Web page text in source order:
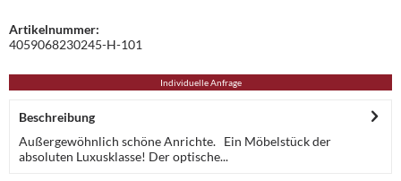
Artikelnummer:
4059068230245-H-101
Individuelle Anfrage
Beschreibung
Außergewöhnlich schöne Anrichte. Ein Möbelstück der
absoluten Luxusklasse! Der optische...